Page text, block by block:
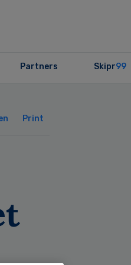
Partners Skipr99
Print